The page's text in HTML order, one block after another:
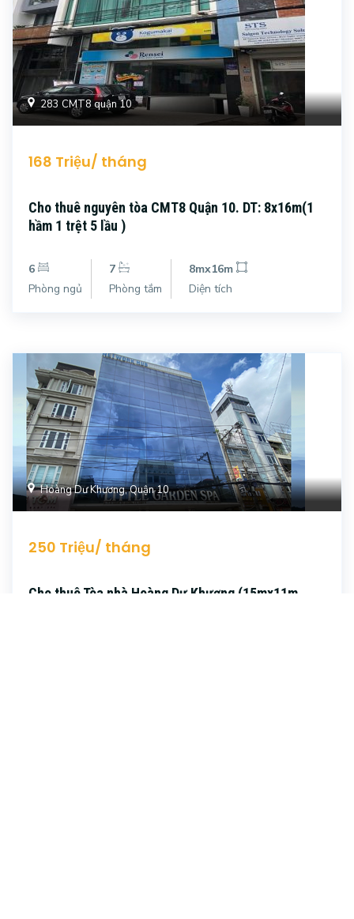
283 CMT8 quận 10
168 Triệu/ tháng
Cho thuê nguyên tòa CMT8 Quận 10. DT: 8x16m(1
hầm 1 trệt 5 lầu )
6
Phòng ngủ
7
Phòng tắm
8mx16m
Diện tích
Hoàng Dư Khương, Quận 10
250 Triệu/ tháng
Cho thuê Tòa nhà Hoàng Dư Khương (15mx11m,